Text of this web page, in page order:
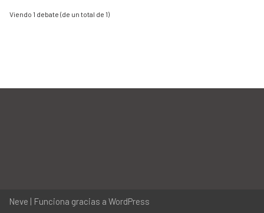
Viendo 1 debate (de un total de 1)
Neve | Funciona gracias a WordPress